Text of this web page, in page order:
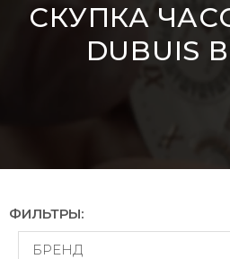
СКУПКА
DUBUIS
ФИЛЬТРЫ:
БРЕНД